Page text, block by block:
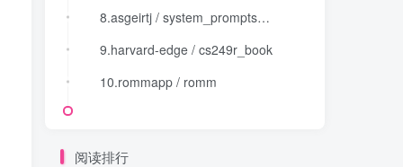
8.asgeirtj / system_prompts_leaks
9.harvard-edge / cs249r_book
10.rommapp / romm
8.asgeirtj / system_prompts_leaks
9.harvard-edge / cs249r_book
10.rommapp / romm
阅读排行